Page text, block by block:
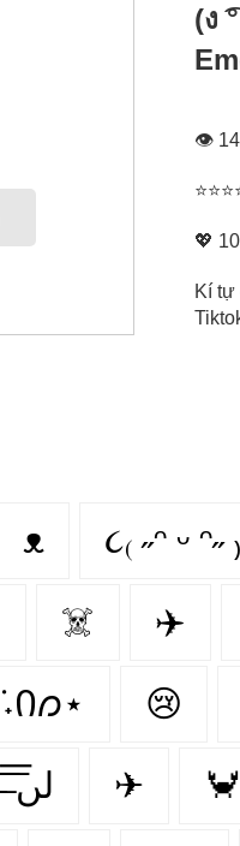
(ง
👁
💖 10
Kí tự
ᴥ ૮₍ ˶ᵔ ᵕ ᵔ˶
☠️ ✈️
݁ ˖Ი𐑼⋆ 😢
● █▀█▄ Ɑ͞ ̶͞ ̶͞ ̶͞ لں͞ ✈ 🦀